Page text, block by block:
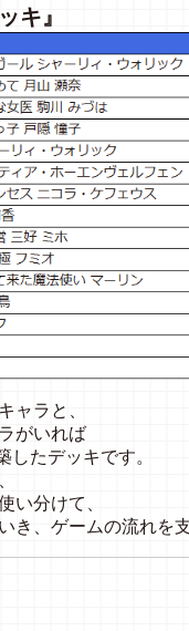
キ』
ャラと、
がいれば
たデッキです。
い分けて、
き、ゲームの流れを